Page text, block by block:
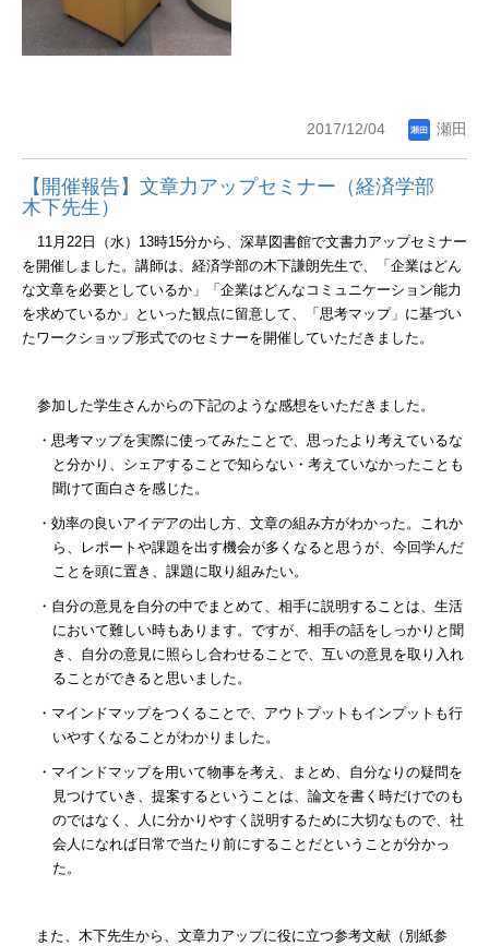
2017/12/04 瀬田
【開催報告】文章力アップセミナー（経済学部
木下先生）
11月 22 日（水） 13時15分から、深草図書館で文書力アップセミナー
を開催しました。講師は、経済学部の木下謙朗先生で、「企業はどん
な文章を必要としているか」「企業はどんなコミュニケーション能力
を求めているか」といった観点に留意して、「思考マップ」に基づい
たワークショップ形式でのセミナーを開催していただきました。
参加した学生さんからの下記のような感想をいただきました。
・思考マップを実際に使ってみたことで、思ったより考えているな
と分かり、シェアすることで知らない・考えていなかったことも
聞けて面白さを感じた。
・効率の良いアイデアの出し方、文章の組み方がわかった。これか
ら、レポートや課題を出す機会が多くなると思うが、今回学んだ
ことを頭に置き、課題に取り組みたい。
・自分の意見を自分の中でまとめて、相手に説明することは、生活
において難しい時もあります。ですが、相手の話をしっかりと聞
き、自分の意見に照らし合わせることで、互いの意見を取り入れ
ることができると思いました。
・マインドマップをつくることで、アウトプットもインプットも行
いやすくなることがわかりました。
・マインドマップを用いて物事を考え、まとめ、自分なりの疑問を
見つけていき、提案するということは、論文を書く時だけでのも
のではなく、人に分かりやすく説明するために大切なもので、社
会人になれば日常で当たり前にすることだということが分かっ
た。
また、木下先生から、文章力アップに役に立つ参考文献（別紙参